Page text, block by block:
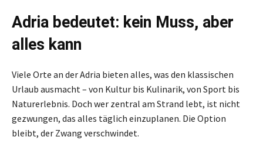
Adria bedeutet: kein Muss, aber
alles kann
Viele Orte an der Adria bieten alles, was den klassischen
Urlaub ausmacht – von Kultur bis Kulinarik, von Sport bis
Naturerlebnis. Doch wer zentral am Strand lebt, ist nicht
gezwungen, das alles täglich einzuplanen. Die Option
bleibt, der Zwang verschwindet.